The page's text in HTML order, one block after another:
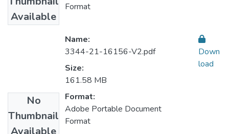
Available
Format
No
Thumbnail
Available
Name:
3344-21-16156-V2.pdf
Size:
161.58 MB
Format:
Adobe Portable Document
Format
Down
load